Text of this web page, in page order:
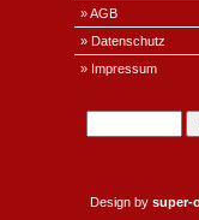
» AGB
» Datenschutz
» Impressum
Design by super-